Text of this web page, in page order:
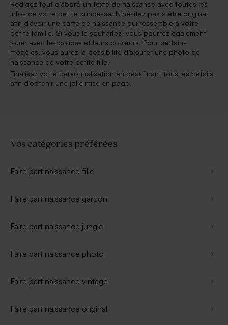
Rédigez tout d’abord un texte de naissance avec toutes les
infos de votre petite princesse. N’hésitez pas à être original
afin d’avoir une carte de naissance qui ressemble à votre
petite famille. Si vous le souhaitez, vous pourrez également
jouer avec les polices et leurs couleurs. Pour certains
modèles, vous aurez la possibilité d’ajouter une photo de
naissance de votre petite fille.
Finalisez votre personnalisation en peaufinant tous les détails
afin d’obtenir une jolie mise en page.
Vos catégories préférées
Faire part naissance fille
Faire part naissance garçon
Faire part naissance jungle
Faire part naissance photo
Faire part naissance vintage
Faire part naissance original